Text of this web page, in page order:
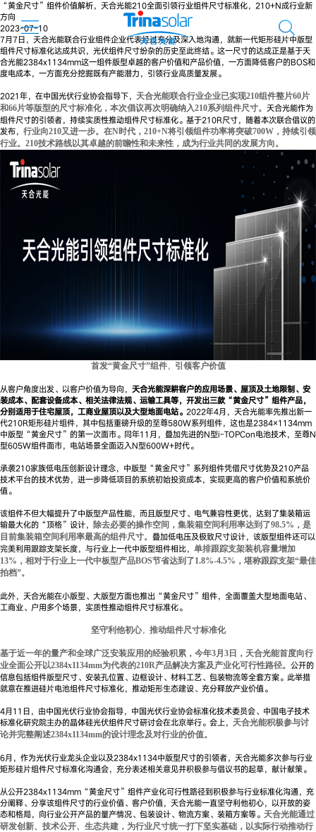
“黄金尺寸”组件价值解析，天合光能210全面引领行业组件尺寸标准化，210+N成行业新
方向
2023-07-10
7月7日，天合光能联合行业组件企业代表经过充分及深入地沟通，就新一代矩形硅片中版型
组件尺寸标准化达成共识，光伏组件尺寸纷杂的历史至此终结。这一尺寸的达成正是基于天
合光能2384x1134mm这一组件版型卓越的客户价值和产品价值，一方面降低客户的BOS和
度电成本，一方面充分挖掘既有产能潜力，引领行业高质量发展。
2021年，在中国光伏行业协会指导下， 天合光能联合行业企业已实现210组件整片60片
和66片等版型的尺寸标准化，本次倡议再次明确纳入210系列组件尺寸。 天合光能作为
组件尺寸的引领者，持续实质性推动组件尺寸标准化。基于210R尺寸，随着本次联合倡议的
发布， 行业向210又进一步。在N时代，210+N将引领组件功率将突破700W，持续引领
行业。210技术路线以其卓越的前瞻性和未来性，成为行业共同的发展方向。
首发“黄金尺寸”组件， 引领客户价值
从客户角度出发、以客户价值为导向， 天合光能深耕客户的应用场景、屋顶及土地限制、安
装成本、配套设备成本、相关法律法规、运输工具等，开发出三款“黄金尺寸”组件产品，
分别适用于住宅屋顶，工商业屋顶以及大型地面电站。 2022年4月，天合光能率先推出新一
代210R矩形硅片组件，其中包括重磅升级的至尊580W系列组件，这也是2384×1134mm
中版型“黄金尺寸”的第一次面市。同年11月，叠加先进的N型i-TOPCon电池技术，至尊N
型605W组件面市，电站场景全面迈入N型600W+时代。
承袭210家族低电压创新设计理念，中版型“黄金尺寸”系列组件凭借尺寸优势及210产品
技术平台的技术优势，进一步降低项目的系统初始投资成本，实现更高的客户价值和系统价
值。
该组件不但大幅提升了中版型产品性能，而且版型尺寸、电气兼容性更优，达到了集装箱运
输最大化的“顶格”设计，
除去必要的操作空间，集装箱空间利用率达到了98.5%，是
目前集装箱空间利用率最高的组件尺寸。 叠加低电压及极致尺寸设计，该版型组件还可以
完美利用跟踪支架长度，与行业上一代中版型组件相比， 单排跟踪支架装机容量增加
13%，相对于行业上一代中板型产品BOS节省达到了1.8%-4.5%，堪称跟踪支架“最佳
拍档”。
此外，天合光能在小版型、大版型方面也推出“黄金尺寸”组件，全面覆盖大型地面电站、
工商业、户用多个场景，实质性推动组件尺寸标准化。
坚守利他初心， 推动组件尺寸标准化
基于近一年的量产和全球广泛安装应用的经验积累，今年3月3日，天合光能首度向行
业全面公开以2384x1134mm为代表的210R产品解决方案及产业化可行性路径。 公开的
信息包括组件版型尺寸、安装孔位置、边框设计、材料工艺、包装物流等全套方案。此举措
就意在推进硅片电池组件尺寸标准化，推动矩形生态建设、充分释放产业价值。
4月11日，由中国光伏行业协会指导，中国光伏行业协会标准化技术委员会、中国电子技术
标准化研究院主办的晶体硅光伏组件尺寸研讨会在北京举行。会上， 天合光能积极参与讨
论并完整阐述2384x1134mm的设计理念及对行业的价值。
6月，作为光伏行业龙头企业以及2384x1134中版型尺寸的引领者，天合光能多次参与行业
矩形硅片组件尺寸标准化沟通会，充分表述相关意见并积极参与倡议书的起草，献计献策。
从公开2384x1134mm“黄金尺寸”组件产业化可行性路径到积极参与行业标准化沟通，充
分阐释、分享该组件尺寸的行业价值、客户价值，天合光能一直坚守利他初心，以开放的姿
态和格局，向行业公开产品的量产情况、包装设计、物流方案、装箱方案等。 天合光能通过
研发创新、技术公开、生态共建，为行业尺寸统一打下坚实基础，以实际行动推动行